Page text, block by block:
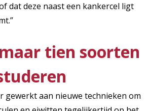
dat deze naast een kankercel ligt
tien soorten
gewerkt aan nieuwe technieken om